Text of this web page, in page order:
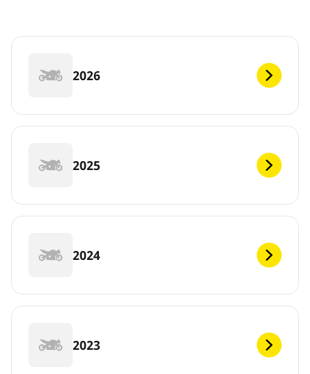
2026
2025
2024
2023